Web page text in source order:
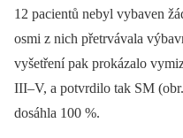
12 pacientů nebyl vybaven
osmi z nich přetrvávala
vyšetření pak prokázalo
III–V, a potvrdilo tak SM
dosáhla 100 %.